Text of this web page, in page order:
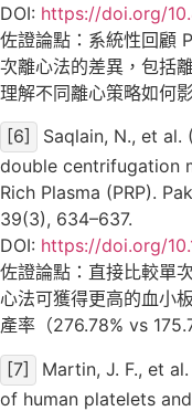
DOI: https://doi.org/
佐證論點：系統性回顧
次離心法的差異，包括
理解不同離心策略如何
[6]
Saqlain, N., et
double centrifugation
Rich Plasma (PRP).
39(3), 634–637.
DOI: https://doi.org/
佐證論點：直接比較單
心法可獲得更高的血小
產率（276.78% vs
[7]
Martin, J. F., et
of human platelets